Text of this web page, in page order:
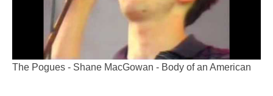
The Pogues - Shane MacGowan - Body of an American